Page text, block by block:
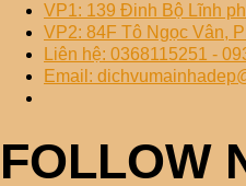
VP1: 139 Đinh Bộ Lĩnh
VP2: 84F Tô Ngọc Vân,
Liên hệ: 0368115251 -
Email:
FOLLOW